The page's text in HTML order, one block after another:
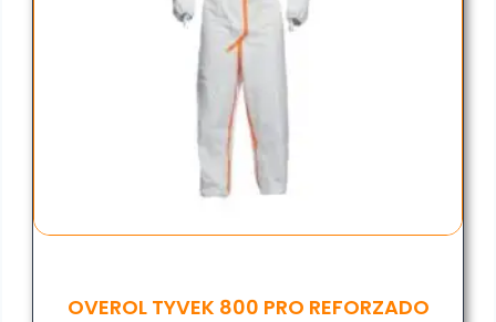
OVEROL TYVEK 800 PRO REFORZADO